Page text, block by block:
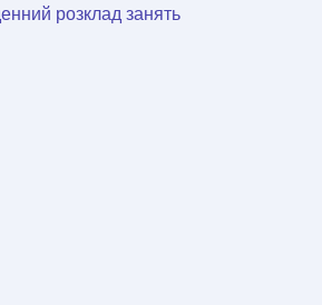
розклад занять